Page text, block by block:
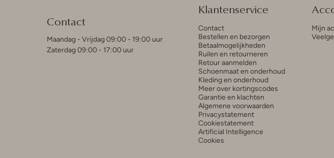
Contact
Maandag - Vrijdag 09:00 - 19:00 uur
Zaterdag 09:00 - 17:00 uur
Klantenservice
Contact
Bestellen en bezorgen
Betaalmogelijkheden
Ruilen en retourneren
Retour aanmelden
Schoenmaat en onderhoud
Kleding en onderhoud
Meer over kortingscodes
Garantie en klachten
Algemene voorwaarden
Privacystatement
Cookiestatement
Artificial Intelligence
Cookies
Mijn